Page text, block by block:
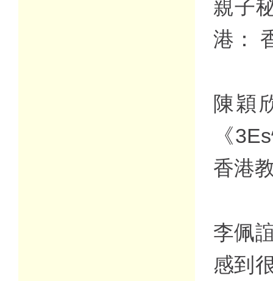
親子
港：
陳穎
《
香港
李佩
感到